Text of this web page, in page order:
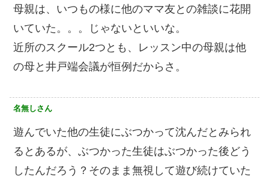
母親は、いつもの様に他のママ友との雑談に花開
いていた。。。じゃないといいな。
近所のスクール2つとも、レッスン中の母親は他
の母と井戸端会議が恒例だからさ。
名無しさん
遊んでいた他の生徒にぶつかって沈んだとみられ
るとあるが、ぶつかった生徒はぶつかった後どう
したんだろう？そのまま無視して遊び続けていた